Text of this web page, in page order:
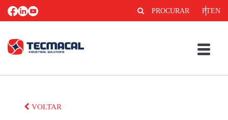
EN
PT
PROCURAR
VOLTAR